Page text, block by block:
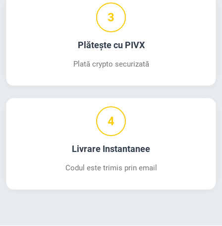
3
Plătește cu PIVX
Plată crypto securizată
4
Livrare Instantanee
Codul este trimis prin email